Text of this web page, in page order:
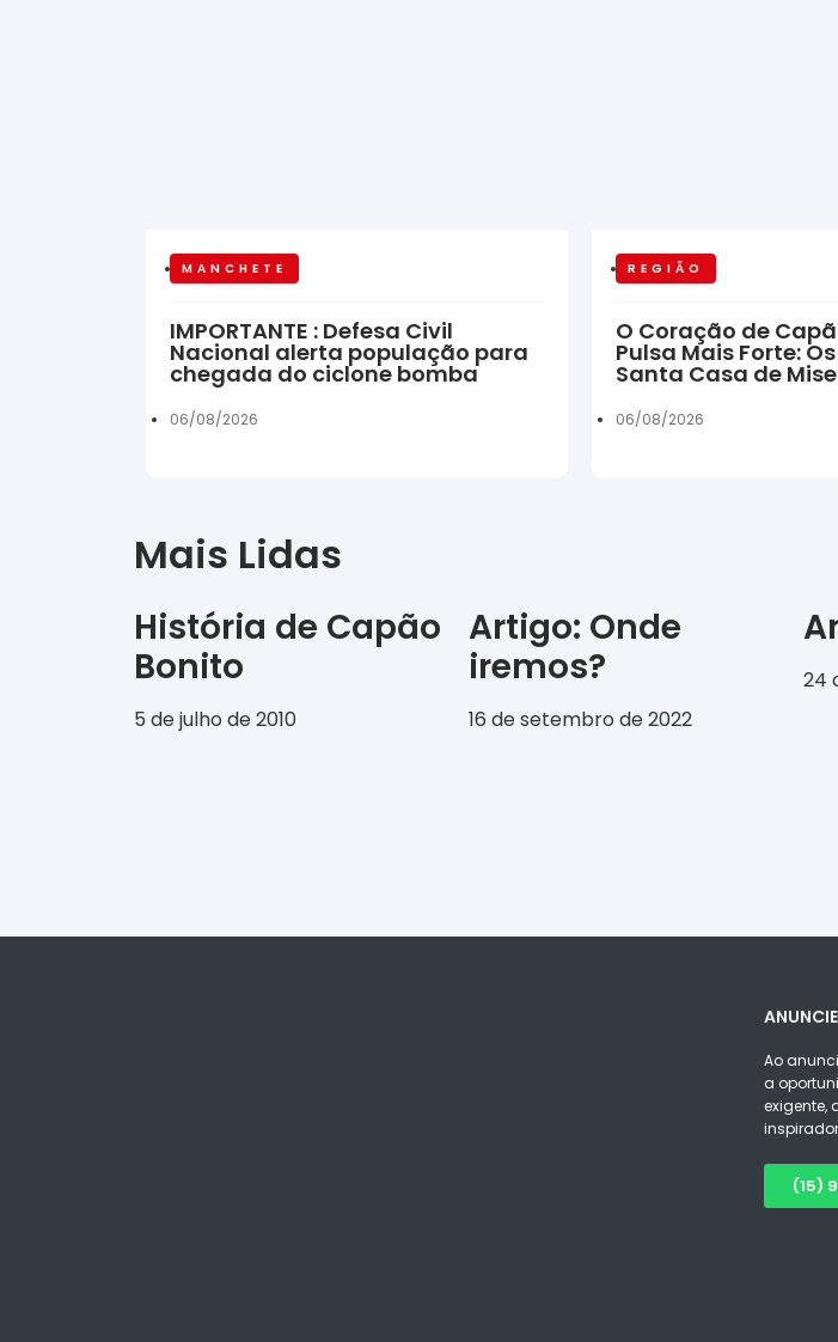
MANCHETE
IMPORTANTE : Defesa Civil
Nacional alerta população para
chegada do ciclone bomba
06/08/2026
REGIÃO
O Coração de
Pulsa Mais Forte:
Santa Casa de
06/08/2026
Mais Lidas
História de Capão
Bonito
5 de julho de 2010
Artigo: Onde
iremos?
16 de setembro de 2022
24
Ao
a
exigente,
(15)